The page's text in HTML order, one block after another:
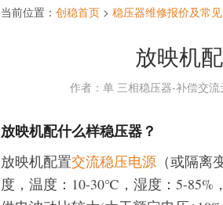
当前位置： 创稳首页 > 稳压器维修报价及常
放映机
作者：单 三相稳压器-补偿交
放映机配什么样稳压器？
放映机配置交流稳压电源 （或隔
度，温度：10-30℃，湿度：5-85%